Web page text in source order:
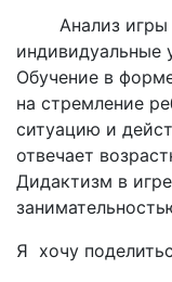
Анализ игры
индивидуальные
Обучение в
на стремление
ситуацию и
отвечает
Дидактизм в
Я хочу